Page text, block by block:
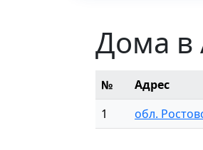
Дома в
№ Адрес
1
обл.